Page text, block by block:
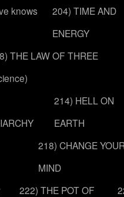
knows
204) TIME AND
ENERGY
THE LAW OF THREE
214) HELL ON
EARTH
218) CHANGE
MIND
222) THE POT OF